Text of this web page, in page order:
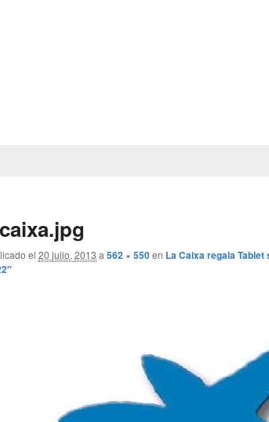
el 20 julio, 2013 a 562 × 550en La Caixa regala